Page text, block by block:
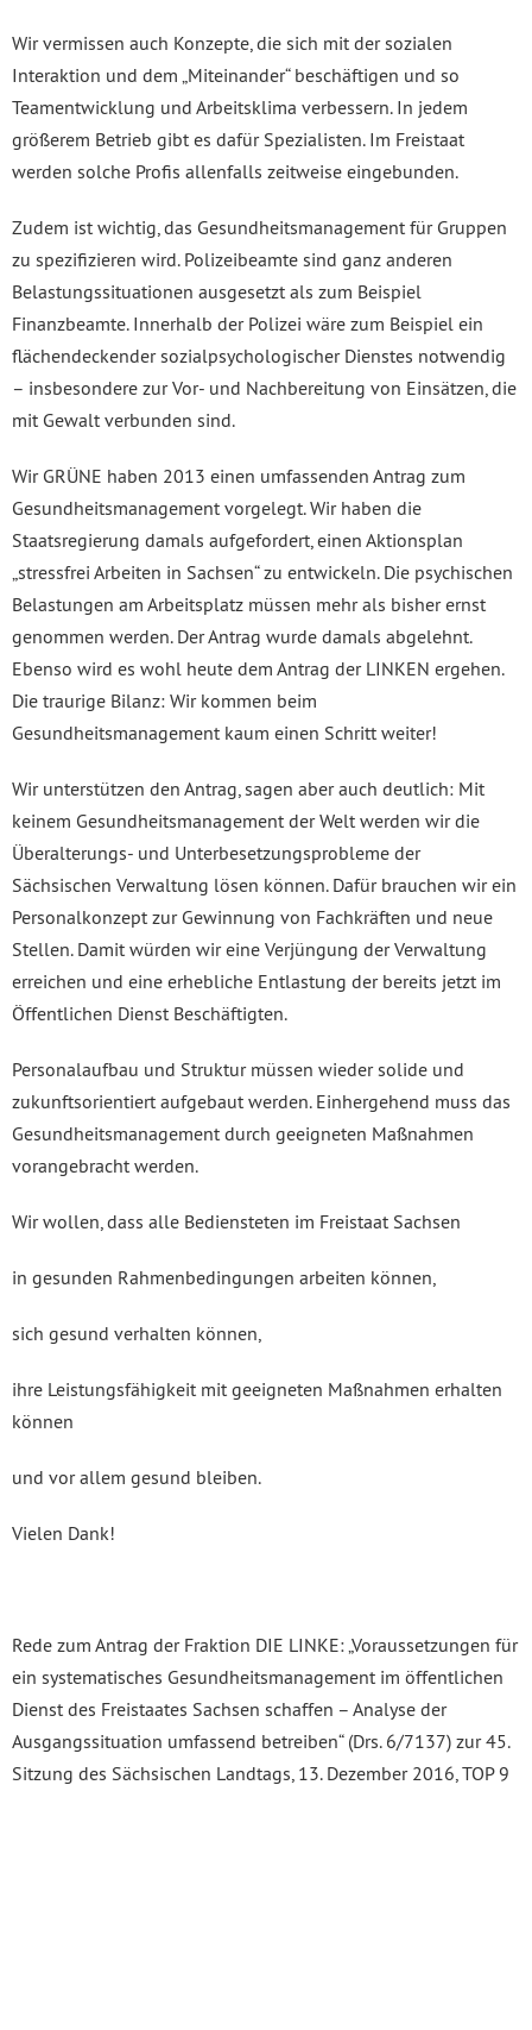
Wir vermissen auch Konzepte, die sich mit der sozialen
Interaktion und dem „Miteinander“ beschäftigen und so
Teamentwicklung und Arbeitsklima verbessern. In jedem
größerem Betrieb gibt es dafür Spezialisten. Im Freistaat
werden solche Profis allenfalls zeitweise eingebunden.
Zudem ist wichtig, das Gesundheitsmanagement für Gruppen
zu spezifizieren wird. Polizeibeamte sind ganz anderen
Belastungssituationen ausgesetzt als zum Beispiel
Finanzbeamte. Innerhalb der Polizei wäre zum Beispiel ein
flächendeckender sozialpsychologischer Dienstes notwendig
– insbesondere zur Vor- und Nachbereitung von Einsätzen, die
mit Gewalt verbunden sind.
Wir GRÜNE haben 2013 einen umfassenden Antrag zum
Gesundheitsmanagement vorgelegt. Wir haben die
Staatsregierung damals aufgefordert, einen Aktionsplan
„stressfrei Arbeiten in Sachsen“ zu entwickeln. Die psychischen
Belastungen am Arbeitsplatz müssen mehr als bisher ernst
genommen werden. Der Antrag wurde damals abgelehnt.
Ebenso wird es wohl heute dem Antrag der LINKEN ergehen.
Die traurige Bilanz: Wir kommen beim
Gesundheitsmanagement kaum einen Schritt weiter!
Wir unterstützen den Antrag, sagen aber auch deutlich: Mit
keinem Gesundheitsmanagement der Welt werden wir die
Überalterungs- und Unterbesetzungsprobleme der
Sächsischen Verwaltung lösen können. Dafür brauchen wir ein
Personalkonzept zur Gewinnung von Fachkräften und neue
Stellen. Damit würden wir eine Verjüngung der Verwaltung
erreichen und eine erhebliche Entlastung der bereits jetzt im
Öffentlichen Dienst Beschäftigten.
Personalaufbau und Struktur müssen wieder solide und
zukunftsorientiert aufgebaut werden. Einhergehend muss das
Gesundheitsmanagement durch geeigneten Maßnahmen
vorangebracht werden.
Wir wollen, dass alle Bediensteten im Freistaat Sachsen
in gesunden Rahmenbedingungen arbeiten können,
sich gesund verhalten können,
ihre Leistungsfähigkeit mit geeigneten Maßnahmen erhalten
können
und vor allem gesund bleiben.
Vielen Dank!
Rede zum Antrag der Fraktion DIE LINKE: „Voraussetzungen für
ein systematisches Gesundheitsmanagement im öffentlichen
Dienst des Freistaates Sachsen schaffen – Analyse der
Ausgangssituation umfassend betreiben“ (Drs. 6/7137) zur 45.
Sitzung des Sächsischen Landtags, 13. Dezember 2016, TOP 9